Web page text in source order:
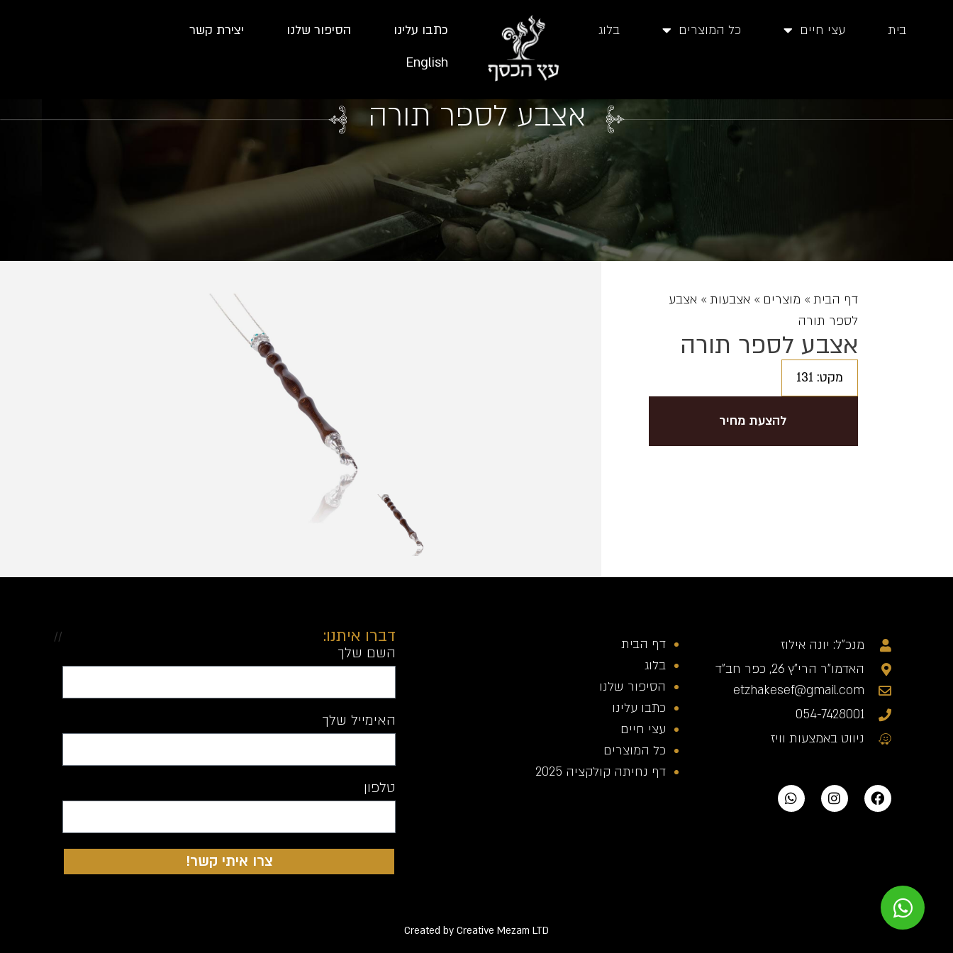
בית עצי חיים כל המוצרים בלוג כתבו עלינו הסיפור שלנו
יצירת קשר
English
אצבע לספר תורה
דף הבית » מוצרים » אצבעות » אצבע
לספר תורה
אצבע לספר תורה
מקט: 131
להצעת מחיר
מנכ"ל: יונה אילוז
האדמו"ר הרי"ץ 26, כפר חב"ד
etzhakesef@gmail.com
054-7428001
ניווט באמצעות וויז
דף הבית
בלוג
הסיפור שלנו
כתבו עלינו
עצי חיים
כל המוצרים
דף נחיתה קולקציה 2025
דברו איתנו:
השם שלך
האימייל שלך
טלפון
צרו איתי קשר!
//
Created by Creative Mezam LTD